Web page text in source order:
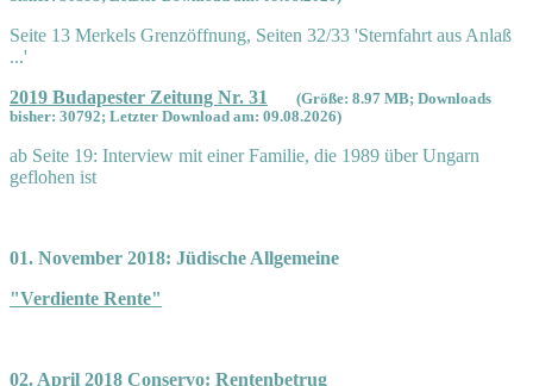
Seite 13 Merkels Grenzöffnung, Seiten 32/33 'Sternfahrt aus Anlaß
...'
2019 Budapester Zeitung Nr. 31
(Größe: 8.97 MB; Downloads
bisher: 30792; Letzter Download am: 09.08.2026)
ab Seite 19: Interview mit einer Familie, die 1989 über Ungarn
geflohen ist
01. November 2018: Jüdische Allgemeine
"Verdiente Rente"
02. April 2018 Conservo: Rentenbetrug